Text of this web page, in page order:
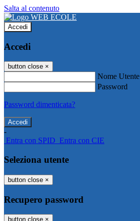
Salta al contenuto
Accedi
Accedi
button close ×
Nome Utente
Password
Password dimenticata?
-
Entra con SPID Entra con CIE
Seleziona utente
button close ×
Recupero password
button close ×